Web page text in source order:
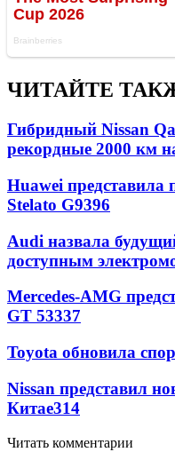
ЧИТАЙТЕ
Гибридный Nissan
рекордные 2000 км
Huawei представила
Stelato G9396
Audi назвала
доступным
Mercedes-AMG
GT 53337
Toyota обновила
Nissan представил
Китае314
Читать комментарии